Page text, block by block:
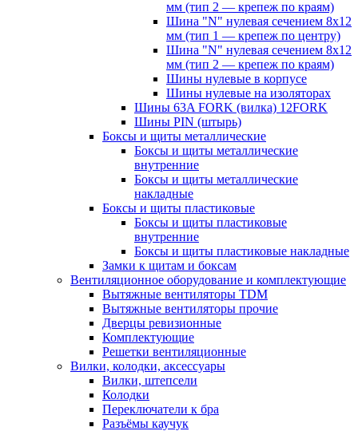
мм (тип 2 — крепеж по краям)
Шина "N" нулевая сечением 8х12
мм (тип 1 — крепеж по центру)
Шина "N" нулевая сечением 8х12
мм (тип 2 — крепеж по краям)
Шины нулевые в корпусе
Шины нулевые на изоляторах
Шины 63A FORK (вилка) 12FORK
Шины PIN (штырь)
Боксы и щиты металлические
Боксы и щиты металлические
внутренние
Боксы и щиты металлические
накладные
Боксы и щиты пластиковые
Боксы и щиты пластиковые
внутренние
Боксы и щиты пластиковые накладные
Замки к щитам и боксам
Вентиляционное оборудование и комплектующие
Вытяжные вентиляторы TDM
Вытяжные вентиляторы прочие
Дверцы ревизионные
Комплектующие
Решетки вентиляционные
Вилки, колодки, аксессуары
Вилки, штепсели
Колодки
Переключатели к бра
Разъёмы каучук